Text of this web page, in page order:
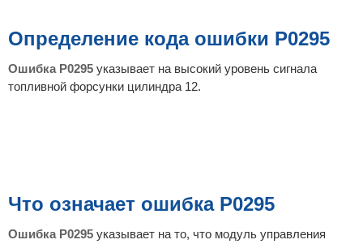
щ
е
е
Определение кода ошибки P0295
Ошибка P0295 указывает на высокий уровень сигнала
топливной форсунки цилиндра 12.
Что означает ошибка P0295
Ошибка P0295 указывает на то, что модуль управления